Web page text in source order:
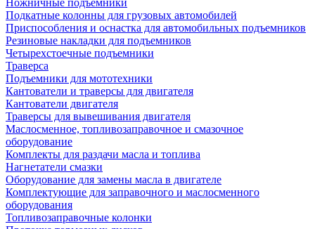
Ножничные подъемники
Подкатные колонны для грузовых автомобилей
Приспособления и оснастка для автомобильных подъемников
Резиновые накладки для подъемников
Четырехстоечные подъемники
Траверса
Подъемники для мототехники
Кантователи и траверсы для двигателя
Кантователи двигателя
Траверсы для вывешивания двигателя
Маслосменное, топливозаправочное и смазочное
оборудование
Комплекты для раздачи масла и топлива
Нагнетатели смазки
Оборудование для замены масла в двигателе
Комплектующие для заправочного и маслосменного
оборудования
Топливозаправочные колонки